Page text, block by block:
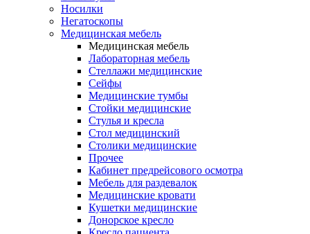
Носилки
Негатоскопы
Медицинская мебель
Медицинская мебель
Лабораторная мебель
Стеллажи медицинские
Сейфы
Медицинские тумбы
Стойки медицинские
Cтулья и кресла
Стол медицинский
Столики медицинские
Прочее
Кабинет предрейсового осмотра
Мебель для раздевалок
Медицинские кровати
Кушетки медицинские
Донорское кресло